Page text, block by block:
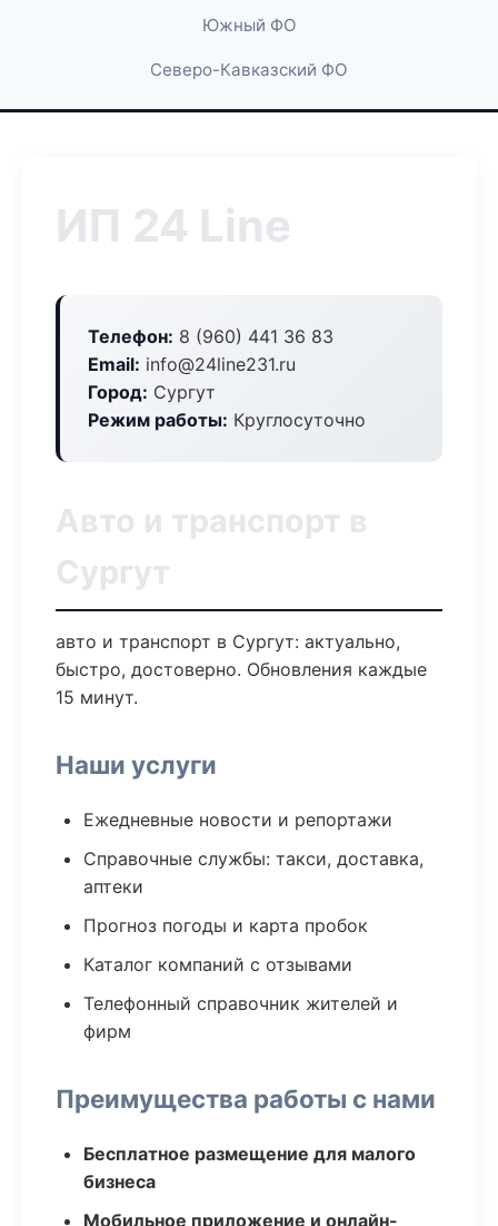
Южный ФО
Северо-Кавказский ФО
ИП 24 Line
Телефон: 8 (960) 441 36 83
Email: info@24line231.ru
Город: Сургут
Режим работы: Круглосуточно
Авто и транспорт в
Сургут
авто и транспорт в Сургут: актуально,
быстро, достоверно. Обновления каждые
15 минут.
Наши услуги
Ежедневные новости и репортажи
Справочные службы: такси, доставка,
аптеки
Прогноз погоды и карта пробок
Каталог компаний с отзывами
Телефонный справочник жителей и
фирм
Преимущества работы с нами
Бесплатное размещение для малого
бизнеса
Мобильное приложение и онлайн-